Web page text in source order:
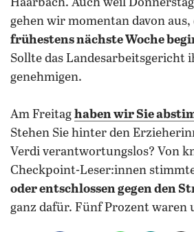
Haarbach. Auch weil
gehen wir momentan davon aus,
frühestens nächste Woche
Sollte das Landesarbeitsgericht
genehmigen.
Am Freitag haben wir Sie
Stehen Sie hinter den
Verdi verantwortungslos? Von
Checkpoint-Leser:innen
oder entschlossen gegen den
ganz dafür. Fünf Prozent waren